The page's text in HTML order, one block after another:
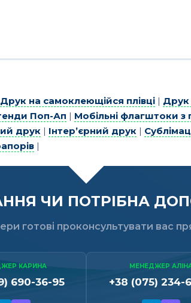
Друк на самоклеющійся плівці | Друк
Поп-Ап | Мобільні флагштоки
друк | Інтер’єрний друк |
|
ЧИ ПОТРІБНА
готові проконсультувати вас
КАРИНА
690-36-95
МЕНЕДЖЕР
+38 (075) 234-